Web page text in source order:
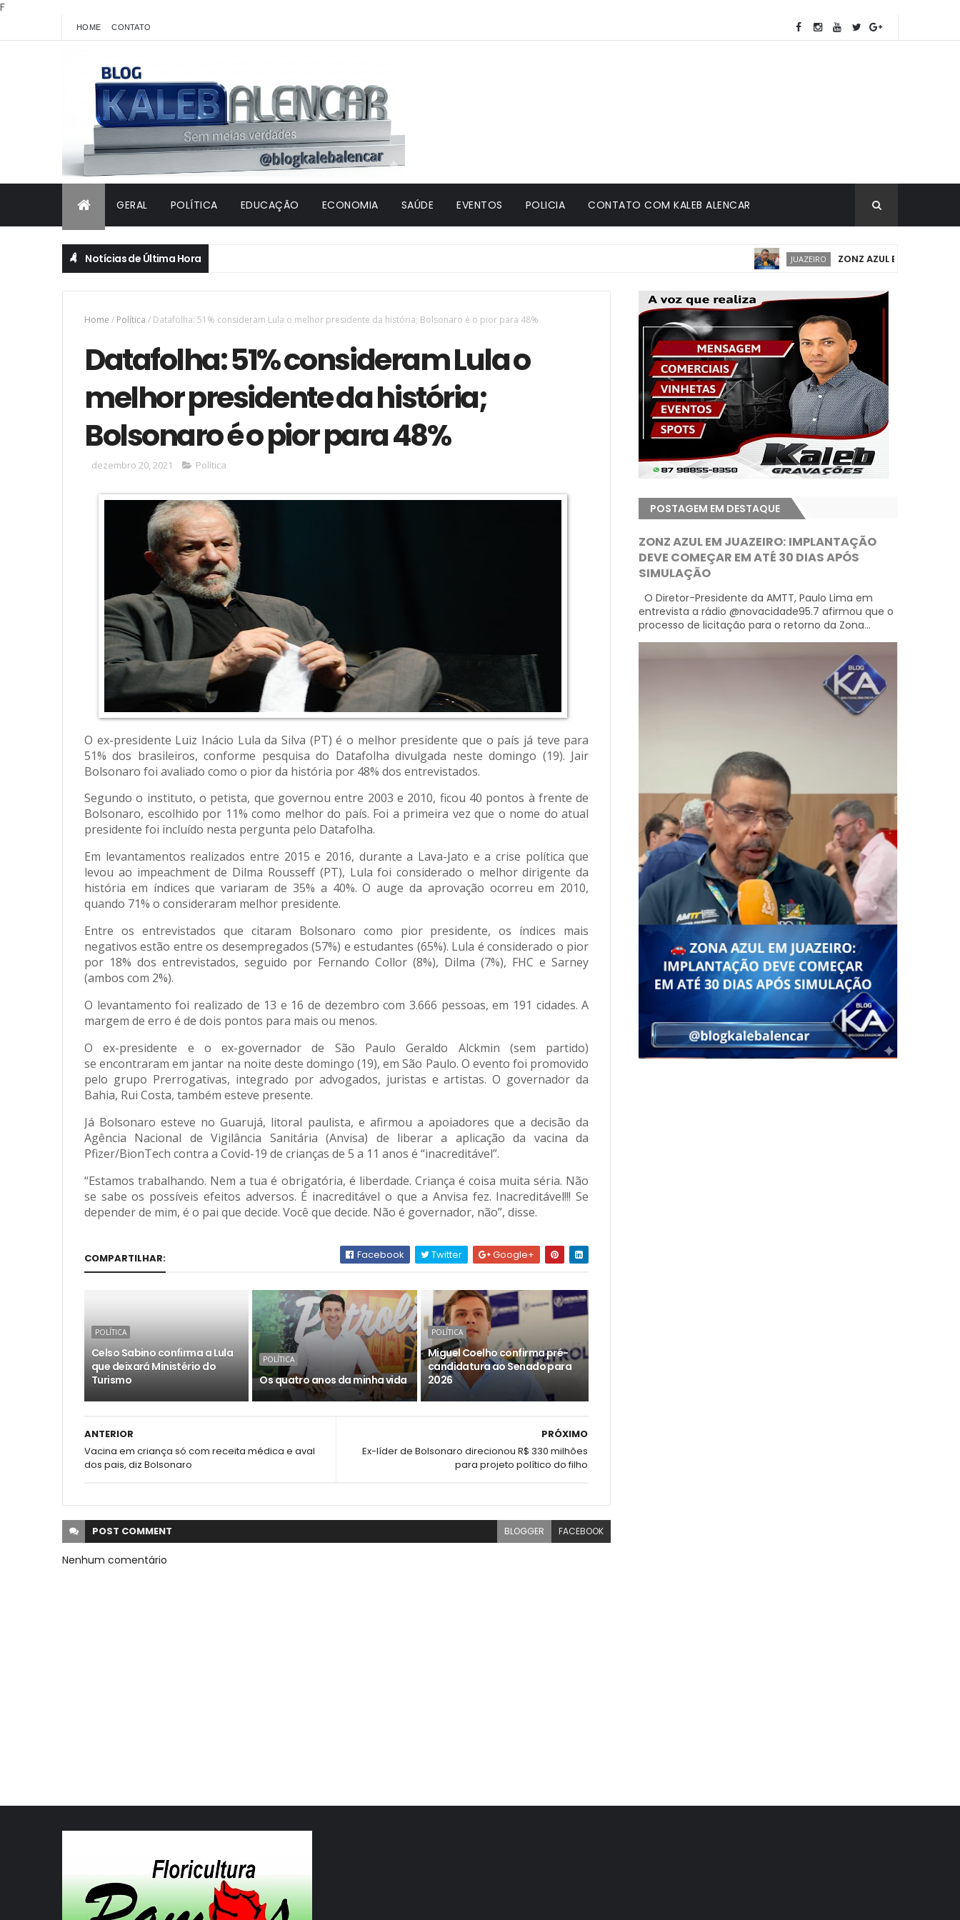
F
HOME CONTATO
GERAL POLÍTICA EDUCAÇÃO ECONOMIA SAÚDE EVENTOS POLICIA CONTATO COM KALEB ALENCAR
Notícias de Última Hora JUAZEIRO ZONZ AZUL EM JUAZEIRO:
Home / Política / Datafolha: 51% consideram Lula o melhor presidente da história; Bolsonaro é o pior para 48%
Datafolha: 51% consideram Lula o
melhor presidente da história;
Bolsonaro é o pior para 48%
dezembro 20, 2021 Política
O ex-presidente Luiz Inácio Lula da Silva (PT) é o melhor presidente que o país já teve para
51% dos brasileiros, conforme pesquisa do Datafolha divulgada neste domingo (19). Jair
Bolsonaro foi avaliado como o pior da história por 48% dos entrevistados.
Segundo o instituto, o petista, que governou entre 2003 e 2010, ficou 40 pontos à frente de
Bolsonaro, escolhido por 11% como melhor do país. Foi a primeira vez que o nome do atual
presidente foi incluído nesta pergunta pelo Datafolha.
Em levantamentos realizados entre 2015 e 2016, durante a Lava-Jato e a crise política que
levou ao impeachment de Dilma Rousseff (PT), Lula foi considerado o melhor dirigente da
história em índices que variaram de 35% a 40%. O auge da aprovação ocorreu em 2010,
quando 71% o consideraram melhor presidente.
Entre os entrevistados que citaram Bolsonaro como pior presidente, os índices mais
negativos estão entre os desempregados (57%) e estudantes (65%). Lula é considerado o pior
por 18% dos entrevistados, seguido por Fernando Collor (8%), Dilma (7%), FHC e Sarney
(ambos com 2%).
O levantamento foi realizado de 13 e 16 de dezembro com 3.666 pessoas, em 191 cidades. A
margem de erro é de dois pontos para mais ou menos.
O ex-presidente e o ex-governador de São Paulo Geraldo Alckmin (sem partido)
se encontraram em jantar na noite deste domingo (19), em São Paulo. O evento foi promovido
pelo grupo Prerrogativas, integrado por advogados, juristas e artistas. O governador da
Bahia, Rui Costa, também esteve presente.
Já Bolsonaro esteve no Guarujá, litoral paulista, e afirmou a apoiadores que a decisão da
Agência Nacional de Vigilância Sanitária (Anvisa) de liberar a aplicação da vacina da
Pfizer/BionTech contra a Covid-19 de crianças de 5 a 11 anos é “inacreditável”.
“Estamos trabalhando. Nem a tua é obrigatória, é liberdade. Criança é coisa muita séria. Não
se sabe os possíveis efeitos adversos. É inacreditável o que a Anvisa fez. Inacreditável!!! Se
depender de mim, é o pai que decide. Você que decide. Não é governador, não”, disse.
COMPARTILHAR: Facebook Twitter Google+
POLÍTICA
Celso Sabino confirma a Lula
que deixará Ministério do
Turismo
POLÍTICA
Os quatro anos da minha vida
POLÍTICA
Miguel Coelho confirma pré-
candidatura ao Senado para
2026
PRÓXIMO
Ex-líder de Bolsonaro direcionou R$ 330 milhões
para projeto político do filho
ANTERIOR
Vacina em criança só com receita médica e aval
dos pais, diz Bolsonaro
POST COMMENT BLOGGER FACEBOOK
Nenhum comentário
POSTAGEM EM DESTAQUE
ZONZ AZUL EM JUAZEIRO: IMPLANTAÇÃO
DEVE COMEÇAR EM ATÉ 30 DIAS APÓS
SIMULAÇÃO
O Diretor-Presidente da AMTT, Paulo Lima em
entrevista a rádio @novacidade95.7 afirmou que o
processo de licitação para o retorno da Zona...